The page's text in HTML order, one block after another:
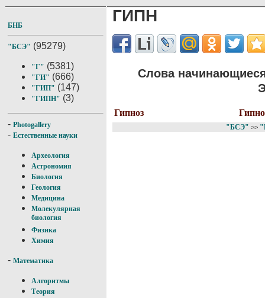
БНБ
"БСЭ" (95279)
"Г" (5381)
"ГИ" (666)
"ГИП" (147)
"ГИПН" (3)
- Photogallery
- Естественные науки
Археология
Астрономия
Биология
Геология
Медицина
Молекулярная
биология
Физика
Химия
- Математика
Алгоритмы
Теория
ГИПН
Слова
Гипноз
"БСЭ" >>